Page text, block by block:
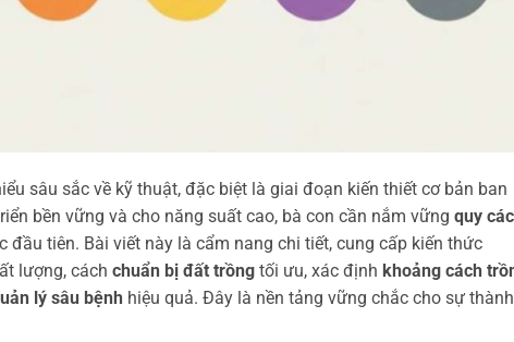
sâu sắc về kỹ thuật, đặc biệt là giai đoạn kiến thiết cơ bản ban
bền vững và cho năng suất cao, bà con cần nắm vững quy
đầu tiên. Bài viết này là cẩm nang chi tiết, cung cấp kiến thức
lượng, cách chuẩn bị đất trồng tối ưu, xác định khoảng cách
lý sâu bệnh hiệu quả. Đây là nền tảng vững chắc cho sự thành